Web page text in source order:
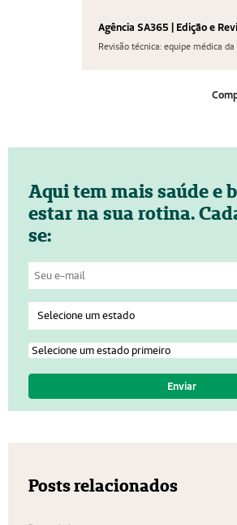
Agência SA365 | Edição e
Revisão técnica: equipe médica
Aqui tem mais saúde e
estar na sua rotina.
se:
Posts relacionados